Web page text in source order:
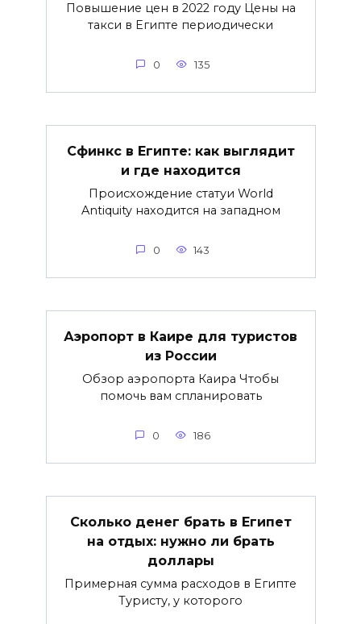
Повышение цен в 2022 году Цены на
такси в Египте периодически
0 135
Сфинкс в Египте: как выглядит
и где находится
Происхождение статуи World
Antiquity находится на западном
0 143
Аэропорт в Каире для туристов
из России
Обзор аэропорта Каира Чтобы
помочь вам спланировать
0 186
Сколько денег брать в Египет
на отдых: нужно ли брать
доллары
Примерная сумма расходов в Египте
Туристу, у которого